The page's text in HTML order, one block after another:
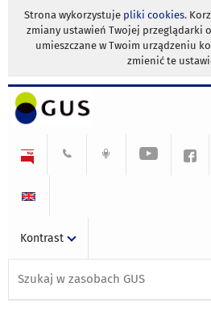
Strona wykorzystuje pliki cookies.
zmiany ustawień Twojej przeglądarki
umieszczane w Twoim urządzeniu
zmienić te
Kontrast